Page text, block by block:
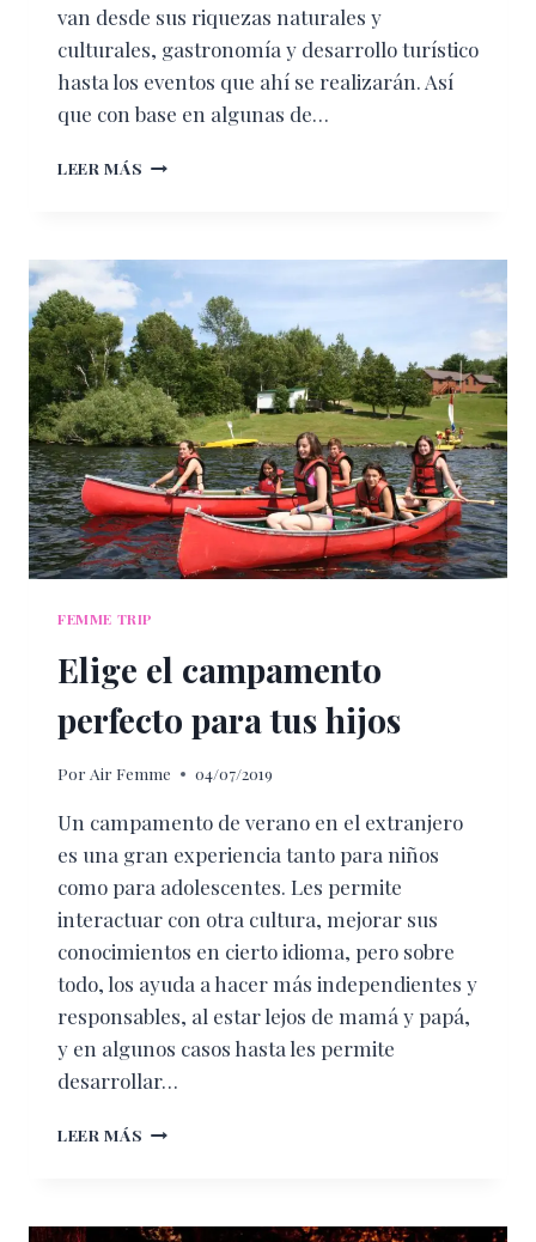
van desde sus riquezas naturales y
culturales, gastronomía y desarrollo turístico
hasta los eventos que ahí se realizarán. Así
que con base en algunas de…
LEER MÁS LOS
ESTE
2020
FEMME TRIP
Elige el campamento
perfecto para tus hijos
Por Air Femme 04/07/2019
Un campamento de verano en el extranjero
es una gran experiencia tanto para niños
como para adolescentes. Les permite
interactuar con otra cultura, mejorar sus
conocimientos en cierto idioma, pero sobre
todo, los ayuda a hacer más independientes y
responsables, al estar lejos de mamá y papá,
y en algunos casos hasta les permite
desarrollar…
LEER MÁS ELIGE
PARA